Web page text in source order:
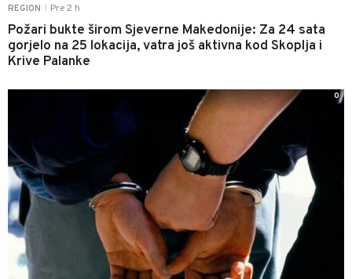
REGION Pre 2 h
Požari bukte širom Sjeverne Makedonije: Za 24 sata
gorjelo na 25 lokacija, vatra još aktivna kod Skoplja i
Krive Palanke
0